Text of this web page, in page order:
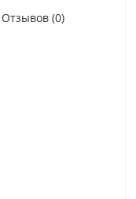
Отзывов (0)